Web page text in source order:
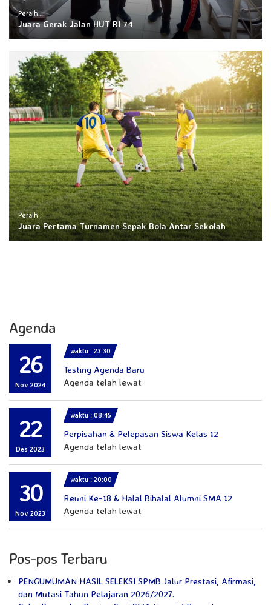
Peraih :
Juara Gerak Jalan HUT RI 74
Peraih :
Juara Pertama Turnamen Sepak Bola Antar Sekolah
Agenda
26
Nov 2024
waktu : 23:30
Testing Agenda Baru
Agenda telah lewat
22
Des 2023
waktu : 08:45
Perpisahan & Pelepasan Siswa Kelas 12
Agenda telah lewat
30
Nov 2023
waktu : 20:00
Reuni Ke-18 & Halal Bihalal Alumni SMA 12
Agenda telah lewat
Pos-pos Terbaru
PENGUMUMAN HASIL SELEKSI SPMB Jalur Prestasi, Afirmasi,
dan Mutasi Tahun Pelajaran 2026/2027.